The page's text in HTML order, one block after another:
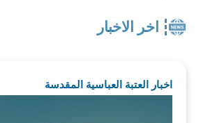
اخر الاخبار
اخبار العتبة العباسية المقدسة